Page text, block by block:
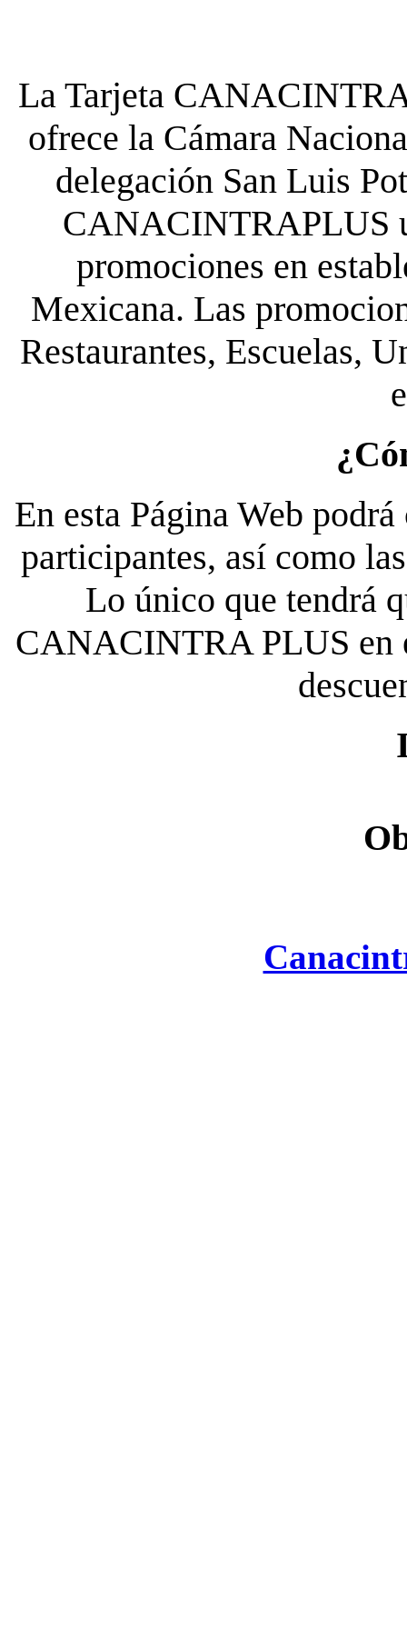
La Tarjeta
ofrece la Cámara
delegación San Luis
CANACINTRAPLUS
promociones en
Mexicana. Las
Restaurantes, Escuelas,
En esta Página Web
participantes, así como
Lo único que tendrá
CANACINTRA PLUS en